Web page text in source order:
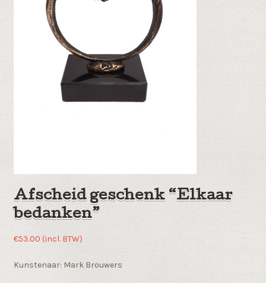
Afscheid geschenk “Elkaar
bedanken”
€53.00 (incl. BTW)
Kunstenaar: Mark Brouwers